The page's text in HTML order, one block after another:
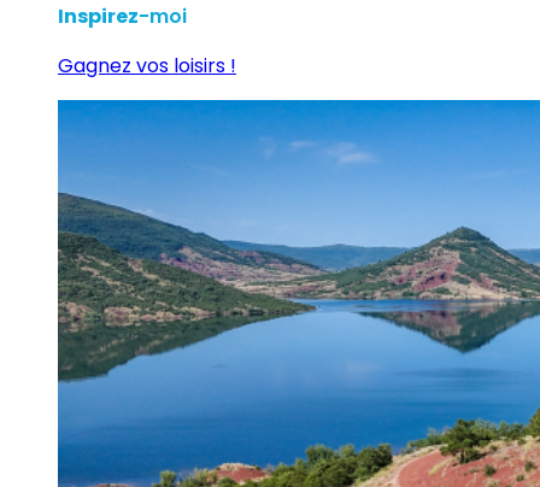
Inspirez-moi
Gagnez vos loisirs !